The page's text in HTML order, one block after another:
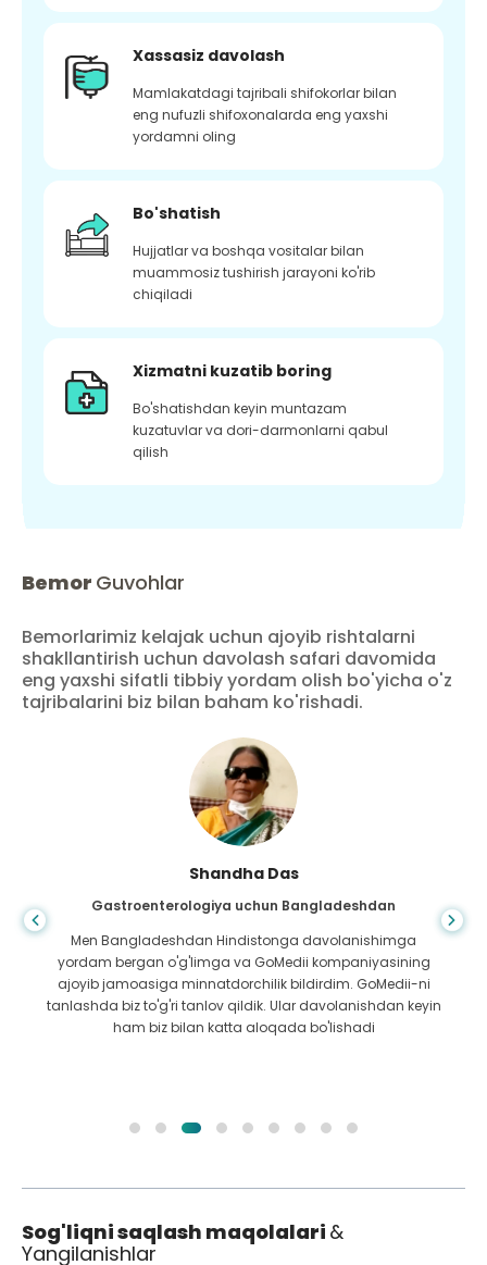
Xassasiz davolash
Mamlakatdagi tajribali shifokorlar bilan
eng nufuzli shifoxonalarda eng yaxshi
yordamni oling
Bo'shatish
Hujjatlar va boshqa vositalar bilan
muammosiz tushirish jarayoni ko'rib
chiqiladi
Xizmatni kuzatib boring
Bo'shatishdan keyin muntazam
kuzatuvlar va dori-darmonlarni qabul
qilish
Bemor Guvohlar
Bemorlarimiz kelajak uchun ajoyib rishtalarni
shakllantirish uchun davolash safari davomida
eng yaxshi sifatli tibbiy yordam olish bo'yicha o'z
tajribalarini biz bilan baham ko'rishadi.
Shandha Das
Gastroenterologiya uchun Bangladeshdan
Men Bangladeshdan Hindistonga davolanishimga
yordam bergan o'g'limga va GoMedii kompaniyasining
ajoyib jamoasiga minnatdorchilik bildirdim. GoMedii-ni
tanlashda biz to'g'ri tanlov qildik. Ular davolanishdan keyin
ham biz bilan katta aloqada bo'lishadi
Sog'liqni saqlash maqolalari &
Yangilanishlar